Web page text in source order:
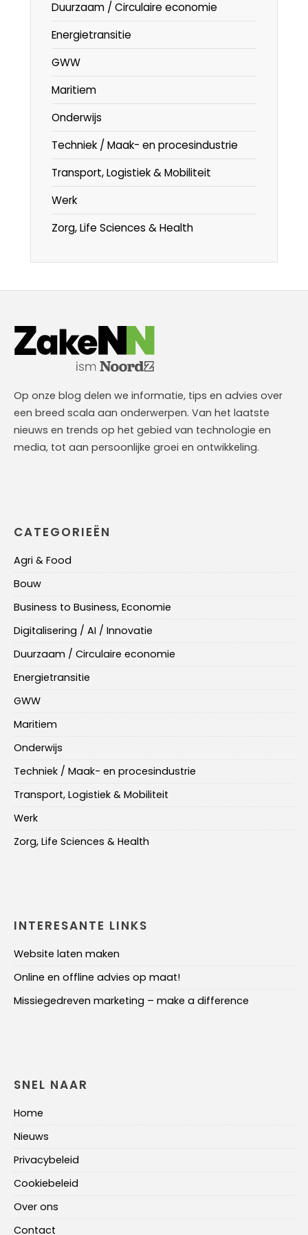
Duurzaam / Circulaire economie
Energietransitie
GWW
Maritiem
Onderwijs
Techniek / Maak- en procesindustrie
Transport, Logistiek & Mobiliteit
Werk
Zorg, Life Sciences & Health
Op onze blog delen we informatie, tips en advies over
een breed scala aan onderwerpen. Van het laatste
nieuws en trends op het gebied van technologie en
media, tot aan persoonlijke groei en ontwikkeling.
CATEGORIEËN
Agri & Food
Bouw
Business to Business, Economie
Digitalisering / AI / Innovatie
Duurzaam / Circulaire economie
Energietransitie
GWW
Maritiem
Onderwijs
Techniek / Maak- en procesindustrie
Transport, Logistiek & Mobiliteit
Werk
Zorg, Life Sciences & Health
INTERESANTE LINKS
Website laten maken
Online en offline advies op maat!
Missiegedreven marketing – make a difference
SNEL NAAR
Home
Nieuws
Privacybeleid
Cookiebeleid
Over ons
Contact